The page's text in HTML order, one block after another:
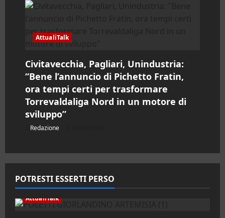
AttualiTalk
Civitavecchia, Pagliari, Unindustria:
“Bene l’annuncio di Pichetto Fratin,
ora tempi certi per trasformare
Torrevaldaliga Nord in un motore di
sviluppo”
Redazione
POTRESTI ESSERTI PERSO
AttualiTalk